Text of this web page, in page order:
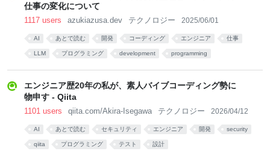
仕事の変化について
1117 users azukiazusa.dev テクノロジー 2025/06/01
AI あとで読む 開発 コーディング エンジニア 仕事
LLM プログラミング development programming
エンジニア歴20年の私が、素人バイブコーディング勢に
物申す - Qiita
1101 users qiita.com/Akira-Isegawa テクノロジー 2026/04/12
AI あとで読む セキュリティ エンジニア 開発 security
qiita プログラミング テスト 設計